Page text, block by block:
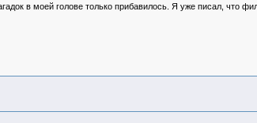
в моей голове только прибавилось. Я уже писал, что